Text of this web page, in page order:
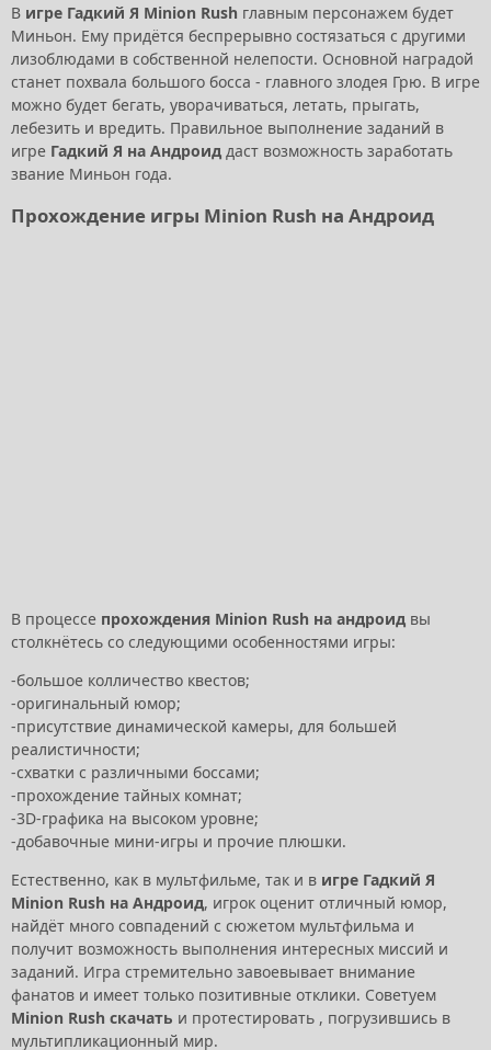
В игре Гадкий Я Minion Rush главным персонажем будет
Миньон. Ему придётся беспрерывно состязаться с другими
лизоблюдами в собственной нелепости. Основной наградой
станет похвала большого босса - главного злодея Грю. В игре
можно будет бегать, уворачиваться, летать, прыгать,
лебезить и вредить. Правильное выполнение заданий в
игре Гадкий Я на Андроид даст возможность заработать
звание Миньон года.
Прохождение игры Minion Rush на Андроид
В процессе прохождения Minion Rush на андроид вы
столкнётесь со следующими особенностями игры:
-большое колличество квестов;
-оригинальный юмор;
-присутствие динамической камеры, для большей
реалистичности;
-схватки с различными боссами;
-прохождение тайных комнат;
-3D-графика на высоком уровне;
-добавочные мини-игры и прочие плюшки.
Естественно, как в мультфильме, так и в игре Гадкий Я
Minion Rush на Андроид, игрок оценит отличный юмор,
найдёт много совпадений с сюжетом мультфильма и
получит возможность выполнения интересных миссий и
заданий. Игра стремительно завоевывает внимание
фанатов и имеет только позитивные отклики. Советуем
Minion Rush скачать и протестировать , погрузившись в
мультипликационный мир.